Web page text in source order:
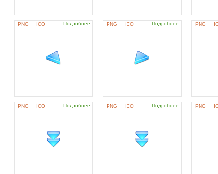
PNG ICO Подробнее PNG ICO Подробнее PNG
PNG ICO Подробнее PNG ICO Подробнее PNG